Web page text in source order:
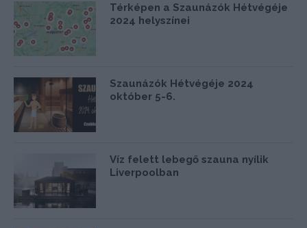
Térképen a Szaunázók Hétvégéje
2024 helyszínei
Szaunázók Hétvégéje 2024
október 5-6.
Víz felett lebegő szauna nyílik
Liverpoolban